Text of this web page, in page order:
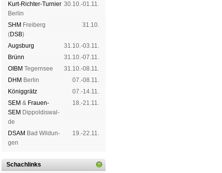
Kurt-Rich­ter-Tur­nier
Ber­lin
30.10.-01.11.
SHM Frei­berg
(DSB)
31.10.
Augs­burg
31.10.-03.11.
Brünn
31.10.-07.11.
OIBM Tegern­see
31.10.-08.11.
DHM Ber­lin
07.-08.11.
König­grätz
07.-14.11.
SEM & Frauen-
SEM Dip­pol­dis­wal­
de
18.-21.11.
DSAM Bad Wil­dun­
gen
19.-22.11.
Schachlinks